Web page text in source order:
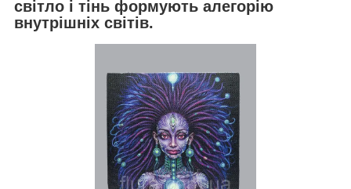
світло і тінь формують алегорію
внутрішніх світів.